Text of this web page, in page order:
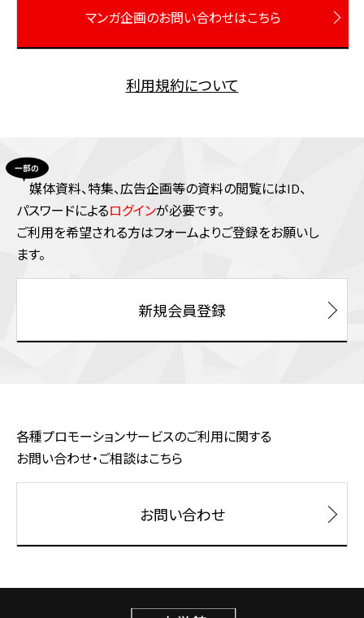
マンガ企画のお問い合わせはこちら
利用規約について
媒体資料、特集、広告企画等の資料の閲覧にはID、
パスワードによるログインが必要です。
ご利⽤を希望される⽅はフォームよりご登録をお願いし
ます。
新規会員登録
各種プロモーションサービスのご利用に関する
お問い合わせ・ご相談はこちら
お問い合わせ